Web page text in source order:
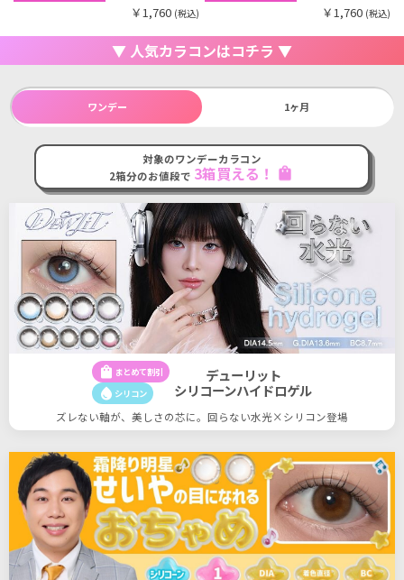
￥1,760 (税込)
￥1,760 (税込)
▼ 人気カラコンはコチラ ▼
ワンデー 1ヶ月
対象のワンデーカラコン
2箱分のお値段で 3箱買える！ shopping_bag
shopping_bag まとめて割引
water_drop シリコン
デューリット
シリコーンハイドロゲル
ズレない軸が、美しさの芯に。回らない水光×シリコン登場